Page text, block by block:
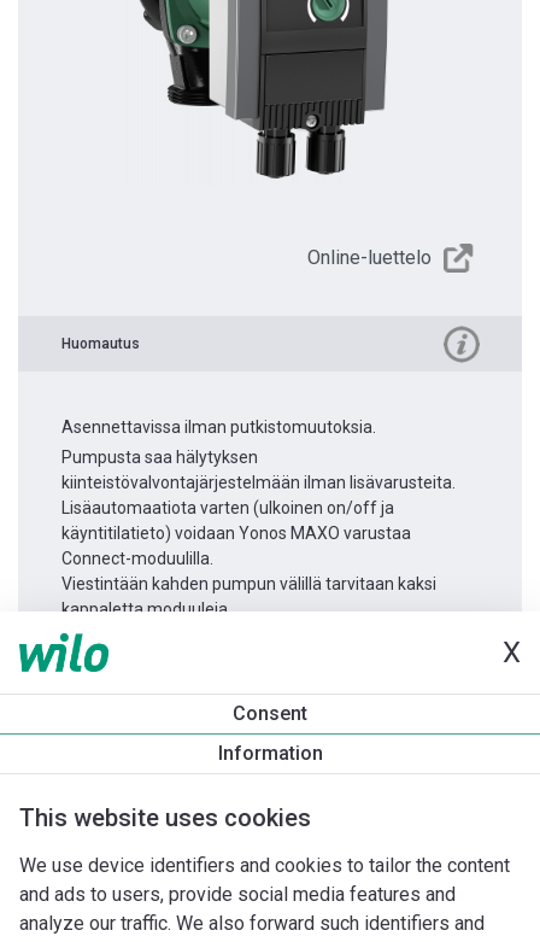
X
Consent
Information
This website uses cookies
We use device identifiers and cookies to tailor the content
and ads to users, provide social media features and
analyze our traffic. We also forward such identifiers and
Online-luettelo
Huomautus
Asennettavissa ilman putkistomuutoksia.
Pumpusta saa hälytyksen
kiinteistövalvontajärjestelmään ilman lisävarusteita.
Lisäautomaatiota varten (ulkoinen on/off ja
käyntitilatieto) voidaan Yonos MAXO varustaa
Connect-moduulilla.
Viestintään kahden pumpun välillä tarvitaan kaksi
kappaletta moduuleja.
Tuotetietoa